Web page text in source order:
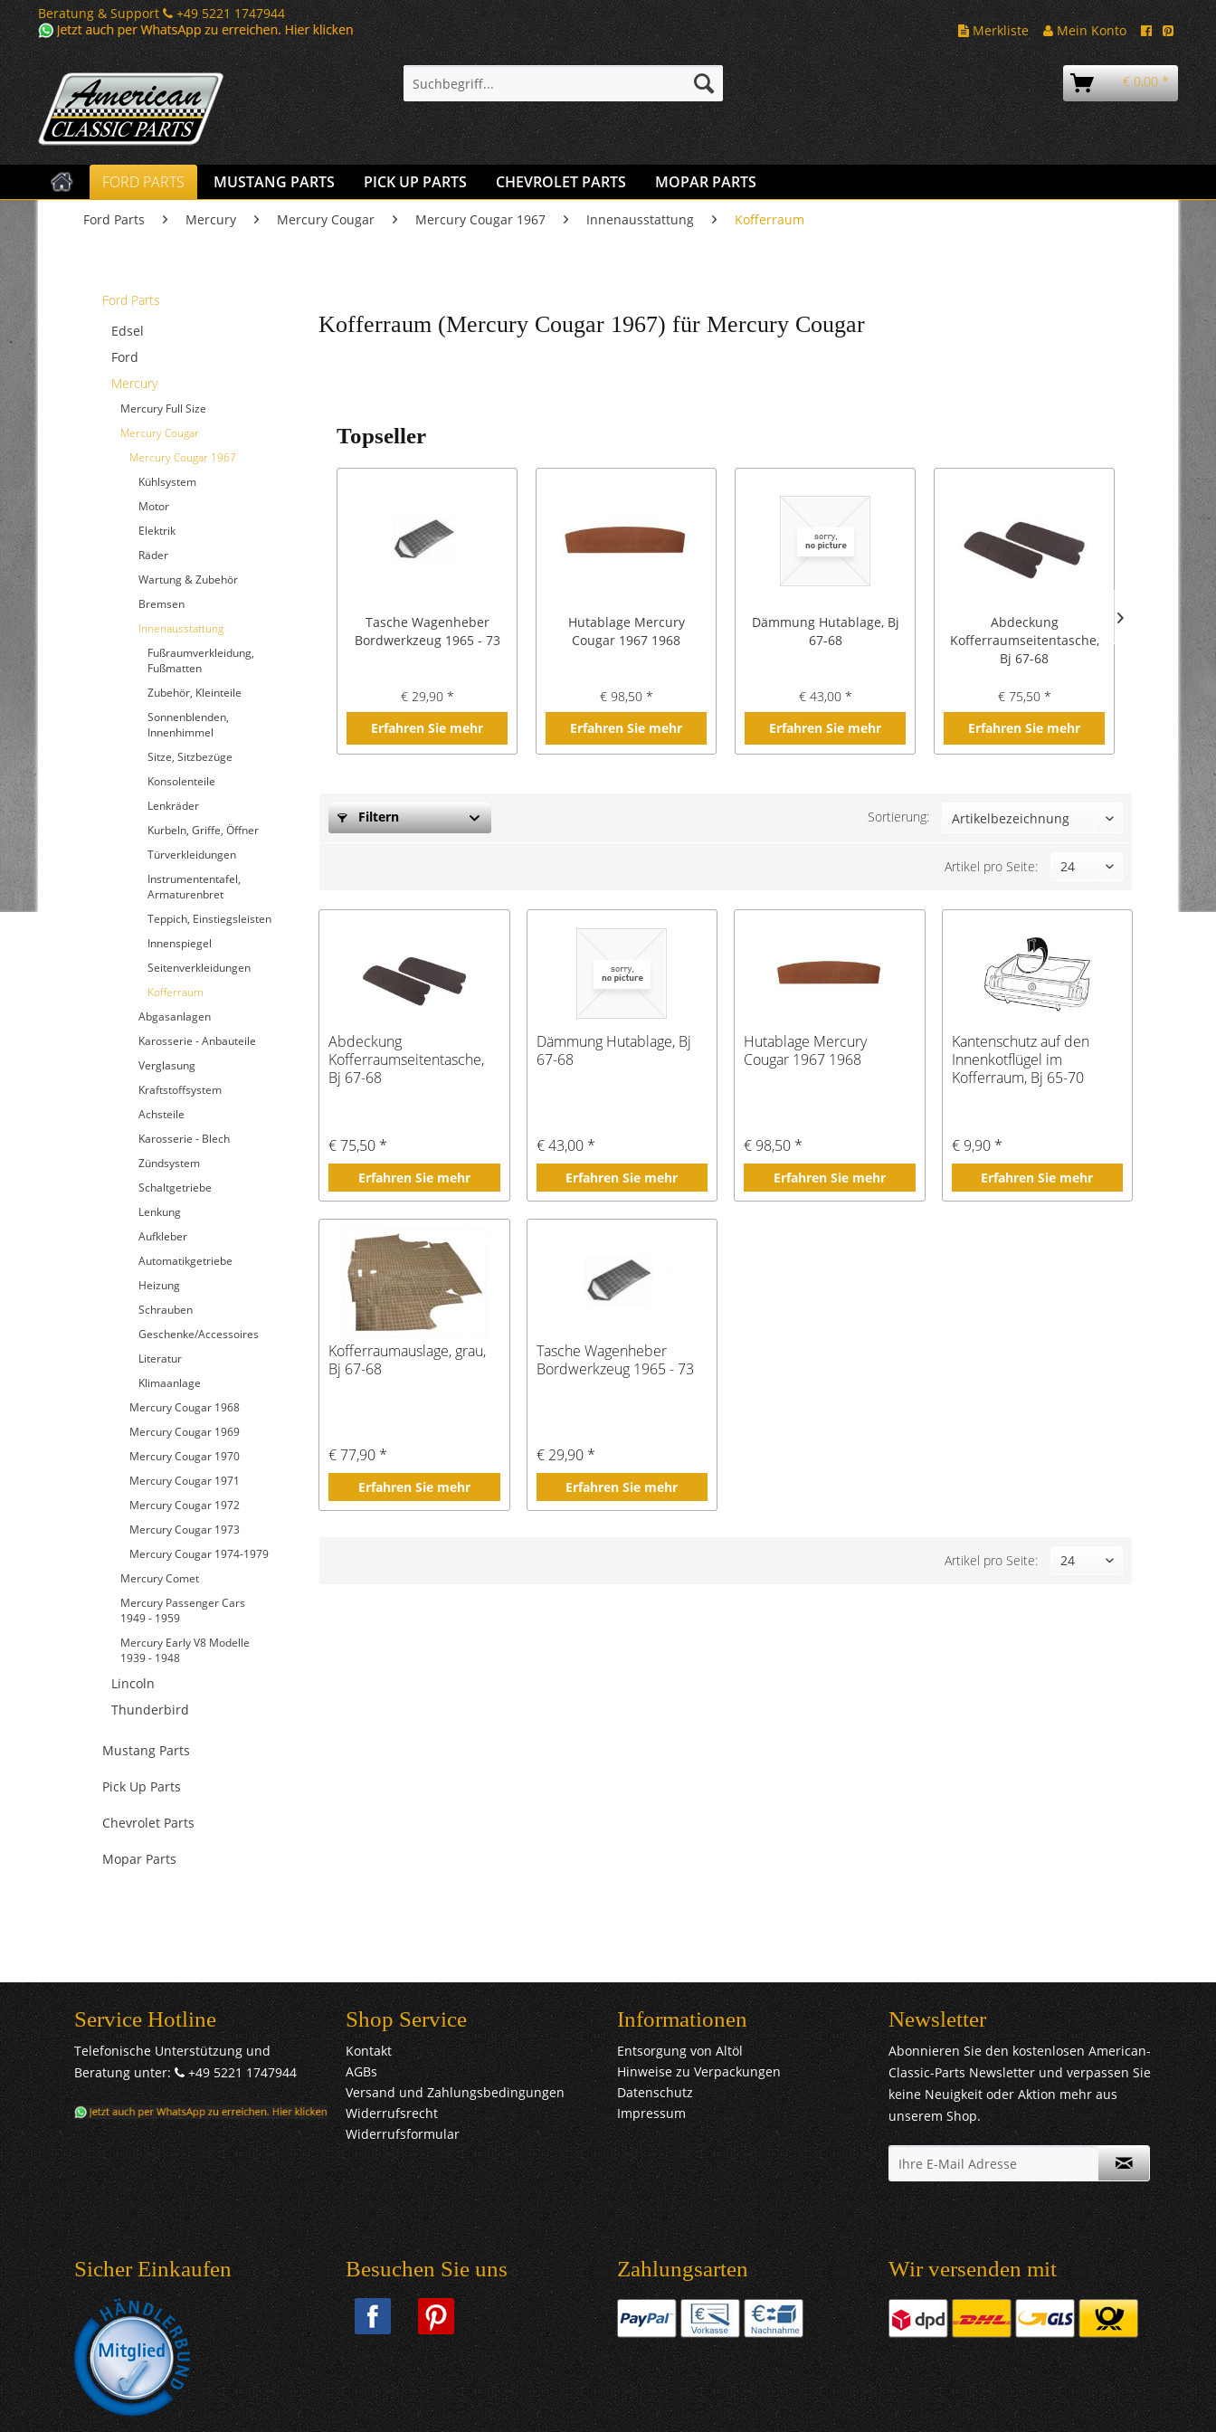
Beratung & Support
+49 5221 1747944
Merkliste
Mein Konto
€ 0,00 *
FORD PARTS MUSTANG PARTS PICK UP PARTS CHEVROLET PARTS MOPAR PARTS
Ford Parts Mercury Mercury Cougar Mercury Cougar 1967 Innenausstattung Kofferraum
Ford Parts
Edsel
Ford
Mercury
Mercury Full Size
Mercury Cougar
Mercury Cougar 1967
Kühlsystem
Motor
Elektrik
Räder
Wartung & Zubehör
Bremsen
Innenausstattung
Fußraumverkleidung,
Fußmatten
Zubehör, Kleinteile
Sonnenblenden,
Innenhimmel
Sitze, Sitzbezüge
Konsolenteile
Lenkräder
Kurbeln, Griffe, Öffner
Türverkleidungen
Instrumententafel,
Armaturenbret
Teppich, Einstiegsleisten
Innenspiegel
Seitenverkleidungen
Kofferraum
Abgasanlagen
Karosserie - Anbauteile
Verglasung
Kraftstoffsystem
Achsteile
Karosserie - Blech
Zündsystem
Schaltgetriebe
Lenkung
Aufkleber
Automatikgetriebe
Heizung
Schrauben
Geschenke/Accessoires
Literatur
Klimaanlage
Mercury Cougar 1968
Mercury Cougar 1969
Mercury Cougar 1970
Mercury Cougar 1971
Mercury Cougar 1972
Mercury Cougar 1973
Mercury Cougar 1974-1979
Mercury Comet
Mercury Passenger Cars
1949 - 1959
Mercury Early V8 Modelle
1939 - 1948
Lincoln
Thunderbird
Mustang Parts
Pick Up Parts
Chevrolet Parts
Mopar Parts
Kofferraum (Mercury Cougar 1967) für Mercury Cougar
Topseller
Tasche Wagenheber
Bordwerkzeug 1965 - 73
€ 29,90 *
Erfahren Sie mehr
Hutablage Mercury
Cougar 1967 1968
€ 98,50 *
Erfahren Sie mehr
Dämmung Hutablage, Bj
67-68
€ 43,00 *
Erfahren Sie mehr
Abdeckung
Kofferraumseitentasche,
Bj 67-68
€ 75,50 *
Erfahren Sie mehr
Filtern Sortierung:
Artikel pro Seite:
Abdeckung
Kofferraumseitentasche,
Bj 67-68
€ 75,50 *
Erfahren Sie mehr
Dämmung Hutablage, Bj
67-68
€ 43,00 *
Erfahren Sie mehr
Hutablage Mercury
Cougar 1967 1968
€ 98,50 *
Erfahren Sie mehr
Kantenschutz auf den
Innenkotflügel im
Kofferraum, Bj 65-70
€ 9,90 *
Erfahren Sie mehr
Kofferraumauslage, grau,
Bj 67-68
€ 77,90 *
Erfahren Sie mehr
Tasche Wagenheber
Bordwerkzeug 1965 - 73
€ 29,90 *
Erfahren Sie mehr
Artikel pro Seite:
Service Hotline
Telefonische Unterstützung und
Beratung unter:
+49 5221 1747944
Shop Service
Kontakt
AGBs
Versand und Zahlungsbedingungen
Widerrufsrecht
Widerrufsformular
Informationen
Entsorgung von Altöl
Hinweise zu Verpackungen
Datenschutz
Impressum
Newsletter
Abonnieren Sie den kostenlosen American-
Classic-Parts Newsletter und verpassen Sie
keine Neuigkeit oder Aktion mehr aus
unserem Shop.
Sicher Einkaufen Besuchen Sie uns Zahlungsarten Wir versenden mit